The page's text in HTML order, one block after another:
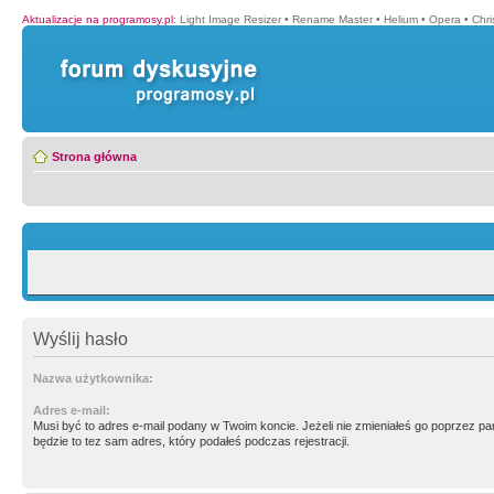
Aktualizacje na programosy.pl: Light Image Resizer • Rename Master • Helium • Opera •
Strona główna
Wyślij hasło
Nazwa użytkownika:
Adres e-mail:
Musi być to adres e-mail podany w Twoim koncie. Jeżeli nie zmieniałeś go poprzez
będzie to tez sam adres, który podałeś podczas rejestracji.